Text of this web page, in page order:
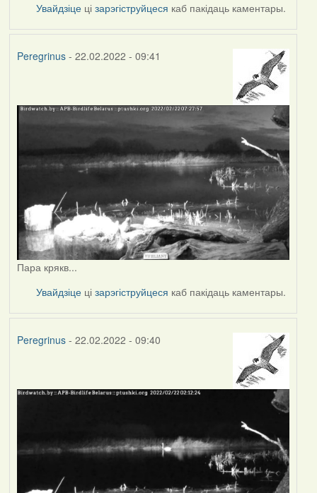
Увайдзіце цізарэгіструйцеся каб пакідаць каментары.
Peregrinus- 22.02.2022 - 09:41
Пара крякв...
Увайдзіце цізарэгіструйцеся каб пакідаць каментары.
Peregrinus- 22.02.2022 - 09:40